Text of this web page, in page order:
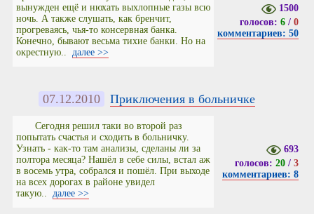
вынужден ещё и нюхать выхлопные газы всю
ночь. А также слушать, как бренчит,
прогреваясь, чья-то консервная банка.
Конечно, бывают весьма тихие банки. Но на
окрестную.. далее >>
1500
голосов: 6/ 0
комментариев: 50
07.12.2010 Приключения в больничке
Сегодня решил таки во второй раз
попытать счастья и сходить в больничку.
Узнать - как-то там анализы, сделаны ли за
полтора месяца? Нашёл в себе силы, встал аж
в восемь утра, собрался и пошёл. При выходе
на всех дорогах в районе увидел
такую.. далее >>
693
голосов: 20/ 3
комментариев: 8